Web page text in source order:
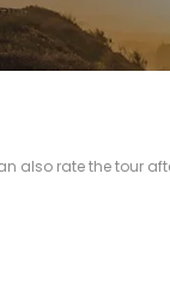
also rate the tour